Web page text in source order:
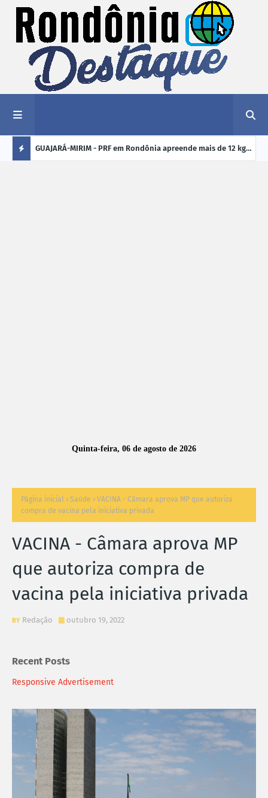
kg de GUAJARÁ-MIRIM - PRF em Rondônia apreende mais de 12 kg
Quinta-feira, 06 de agosto de 2026
Página inicial Saúde
VACINA - Câmara aprova MP que autoriza
compra de vacina pela iniciativa privada
VACINA - Câmara aprova MP
que autoriza compra de
vacina pela iniciativa privada
Redação outubro 19, 2022
Recent Posts
Responsive Advertisement